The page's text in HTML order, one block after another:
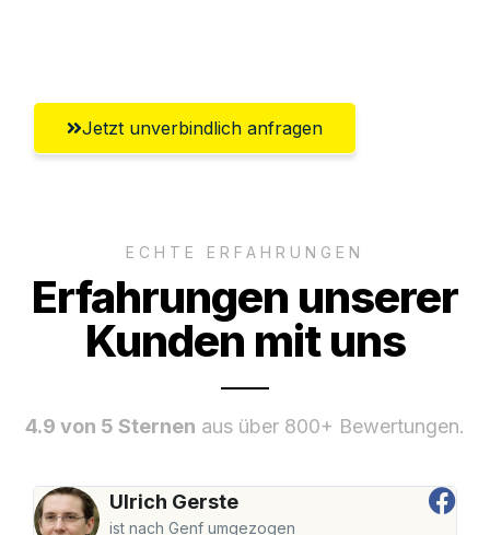
Jetzt unverbindlich anfragen
ECHTE ERFAHRUNGEN
Erfahrungen unserer
Kunden mit uns
4.9 von 5 Sternen aus über 800+ Bewertungen.
Ulrich Gerste
ist nach Genf umgezogen